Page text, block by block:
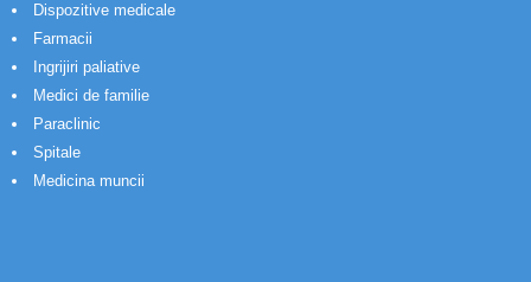
Dispozitive medicale
Farmacii
Ingrijiri paliative
Medici de familie
Paraclinic
Spitale
Medicina muncii